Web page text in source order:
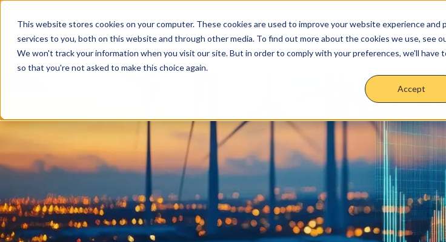
This website stores cookies on your computer. These cookies are used to improve your website experience and
services to you, both on this website and through other media. To find out more about the cookies we use, see
We won't track your information when you visit our site. But in order to comply with your preferences, we'll have
so that you're not asked to make this choice again.
Accept
Aller
contenu
Achat énergétique Sobriété énergétique